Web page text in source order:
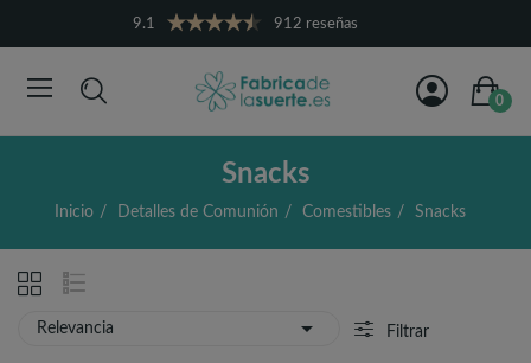
9.1 912 reseñas
0
Snacks
Inicio Detalles de Comunión Comestibles Snacks
Relevancia  Filtrar